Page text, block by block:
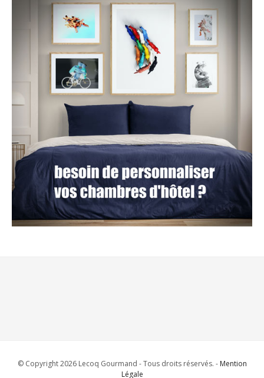
© Copyright 2026 Lecoq Gourmand - Tous droits réservés. - Mention
Légale